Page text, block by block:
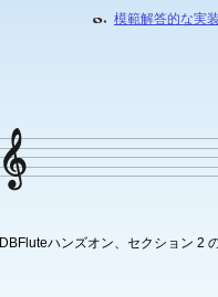
模範解答的な実
DBFluteハンズオン、セクション 2